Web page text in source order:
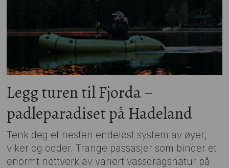
Legg turen til Fjorda –
padleparadiset på Hadeland
Tenk deg et nesten endeløst system av øyer,
viker og odder. Trange passasjer som binder et
enormt nettverk av variert vassdragsnatur på